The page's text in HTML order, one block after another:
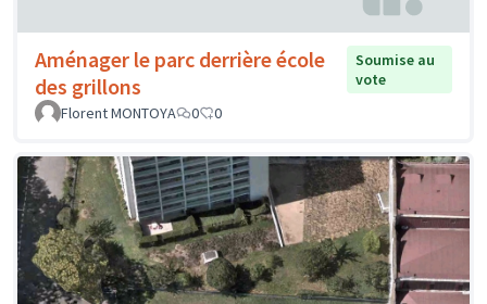
Aménager le parc derrière école
des grillons
Soumise au
vote
Florent MONTOYA
0 0